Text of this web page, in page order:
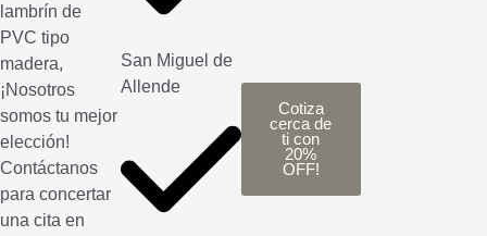
lambrín de
PVC tipo
madera,
¡Nosotros
somos tu mejor
elección!
Contáctanos
para concertar
una cita en
San Miguel de
Allende
Cotiza
cerca de
ti con
20%
OFF!